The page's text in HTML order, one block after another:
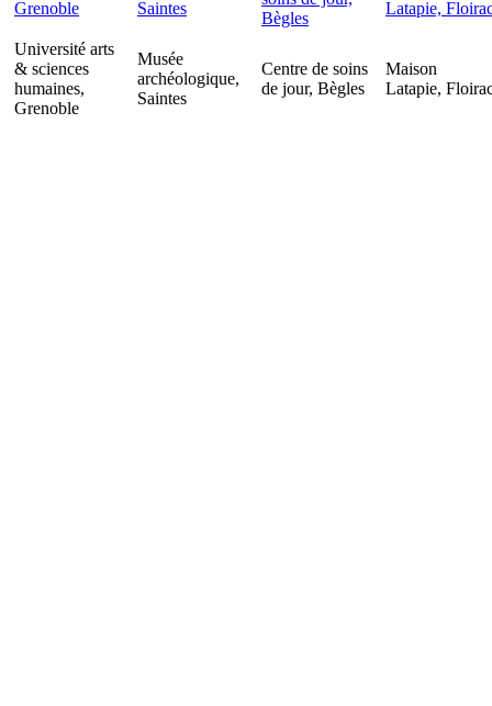
Université arts
& sciences
humaines,
Grenoble
Musée
archéologique,
Saintes
Centre de soins
de jour, Bègles
Maison
Latapie,